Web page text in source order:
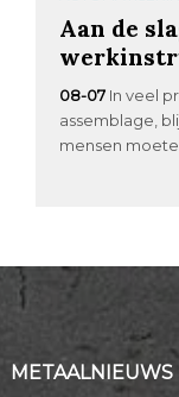
Aan de
08-07 In veel
assemblage,
mensen